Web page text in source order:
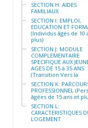
SECTION H: AIDES
FAMILIAUX
SECTION I: EMPLOI,
EDUCATION ET
(Individus âgés de 10
plus)
SECTION J: MODULE
COMPLEMENTAIRE
SPECIFIQUE AUX
AGES DE 15 à 35 ANS
(Transition Vers la
SECTION K:
PROFESSIONNEL
âgées de 15 ans et
SECTION L:
CARACTERISTIQUES
LOGEMENT